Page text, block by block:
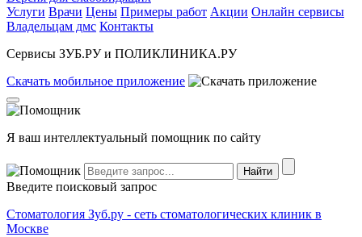
Услуги Врачи Цены Примеры работ Акции Онлайн сервисы
Владельцам дмс Контакты
Сервисы ЗУБ.РУ и ПОЛИКЛИНИКА.РУ
Скачать мобильное приложение
Я ваш интеллектуальный помощник по сайту
Введите поисковый запрос
Стоматология Зуб.ру - сеть стоматологических клиник в
Москве